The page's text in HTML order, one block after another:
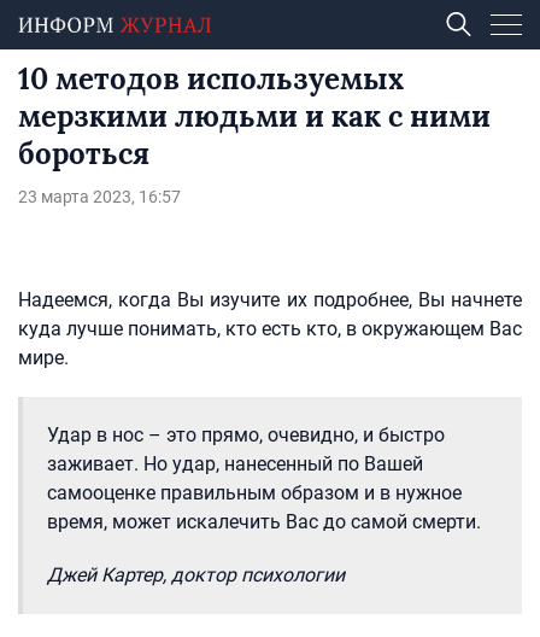
10 методов используемых
мерзкими людьми и как с ними
бороться
23 марта 2023, 16:57
Надеемся, когда Вы изучите их подробнее, Вы начнете
куда лучше понимать, кто есть кто, в окружающем Вас
мире.
Удар в нос – это прямо, очевидно, и быстро
заживает. Но удар, нанесенный по Вашей
самооценке правильным образом и в нужное
время, может искалечить Вас до самой смерти.
Джей Картер, доктор психологии